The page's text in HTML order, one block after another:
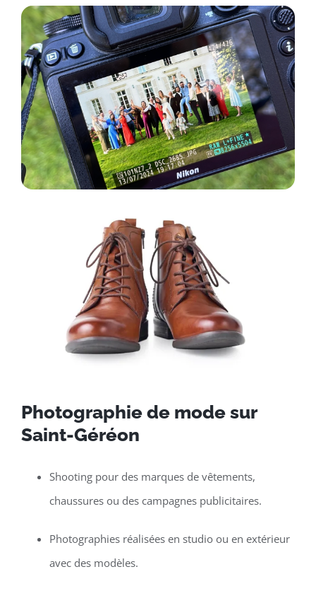
Photographie de mode sur
Saint-Géréon
Shooting pour des marques de vêtements,
chaussures ou des campagnes publicitaires.
Photographies réalisées en studio ou en extérieur
avec des modèles.